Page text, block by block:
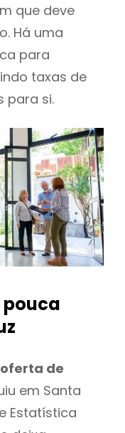
que deve
Há uma
para
taxas de
para si.
oferta de
em Santa
Estatística